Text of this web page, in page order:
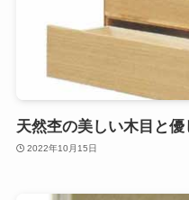
天然杢の美しい木目と
2022年10月15日